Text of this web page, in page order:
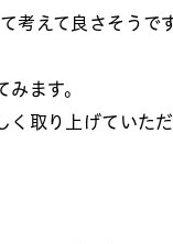
考えて良さそうで
ます。
く取り上げていた